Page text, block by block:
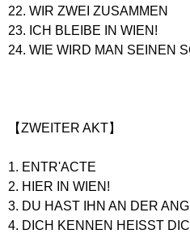
22. WIR ZWEI ZUSAMMEN
23. ICH BLEIBE IN WIEN!
24. WIE WIRD MAN SEINEN
【ZWEITER AKT】
1. ENTR'ACTE
2. HIER IN WIEN!
3. DU HAST IHN AN DER
4. DICH KENNEN HEISST